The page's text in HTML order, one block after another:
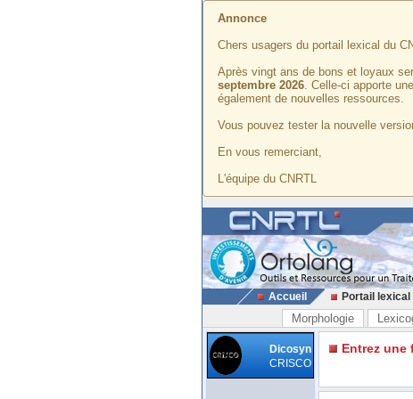
Annonce
Chers usagers du portail lexical du
Après vingt ans de bons et loyaux
septembre 2026. Celle-ci apporte
également de nouvelles ressources.
Vous pouvez tester la nouvelle
En vous remerciant,
L'équipe du CNRTL
Accueil Portail lexical
Morphologie
Dicosyn
CRISCO
Entrez une